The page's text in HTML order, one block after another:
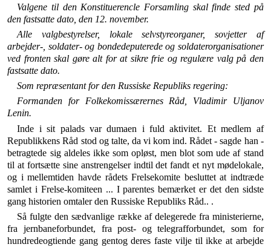
Valgene til den Konstituerencle Forsamling skal finde sted på
den fastsatte dato, den 12. november.
Alle valgbestyrelser, lokale selvstyreorganer, sovjetter af
arbejder-, soldater- og bondedeputerede og soldaterorganisa­tioner
ved fronten skal gøre alt for at sikre frie og regulære valg på den
fastsatte dato.
Som repræsentant for den Russiske Republiks regering:
Formanden for Folkekomissærernes Råd, Vladimir Uljanov
Lenin.
Inde i sit palads var dumaen i fuld aktivitet. Et med­lem af
Republikkens Råd stod og talte, da vi kom ind. Rådet - sagde han -
betragtede sig aldeles ikke som opløst, men blot som ude af stand
til at fortsætte sine an­strengelser indtil det fandt et nyt mødelokale,
og i mel­lemtiden havde rådets Frelsekomite besluttet at ind­træde
samlet i Frelse-komiteen ... I parentes bemærket er det den sidste
gang historien omtaler den Russiske Republiks Råd.. .
Så fulgte den sædvanlige række af delegerede fra mi­nisterierne,
fra jernbaneforbundet, fra post- og telegraf­forbundet, som for
hundredeogtiende gang gentog deres faste vilje til ikke at arbejde